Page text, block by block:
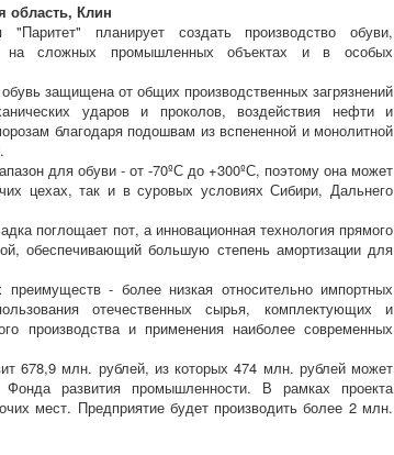
область, Клин
планирует создать производство обуви,
на сложных промышленных объектах и в особых
защищена от общих производственных загрязнений
ударов и проколов, воздействия нефти и
благодаря подошвам из вспененной и монолитной
для обуви - от -70ºС до +300ºС, поэтому она может
цехах, так и в суровых условиях Сибири, Дальнего
поглощает пот, а инновационная технология прямого
обеспечивающий большую степень амортизации для
преимуществ - более низкая относительно импортных
отечественных сырья, комплектующих и
производства и применения наиболее современных
678,9 млн. рублей, из которых 474 млн. рублей может
развития промышленности. В рамках проекта
мест. Предприятие будет производить более 2 млн.